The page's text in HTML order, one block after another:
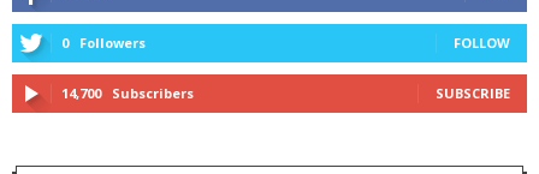
0 Followers FOLLOW
14,700 Subscribers SUBSCRIBE